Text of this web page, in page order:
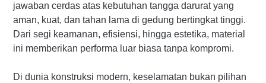
jawaban cerdas atas kebutuhan tangga darurat yang
aman, kuat, dan tahan lama di gedung bertingkat tinggi.
Dari segi keamanan, efisiensi, hingga estetika, material
ini memberikan performa luar biasa tanpa kompromi.
Di dunia konstruksi modern, keselamatan bukan pilihan